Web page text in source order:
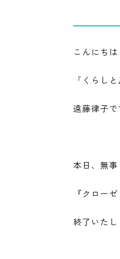
こんにちは
「くらし
遠藤律子で
本日、無事
『クロー
終了いたし